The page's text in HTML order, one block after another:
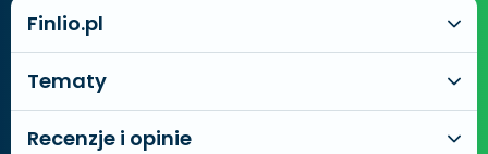
Finlio.pl
Tematy
Recenzje i opinie